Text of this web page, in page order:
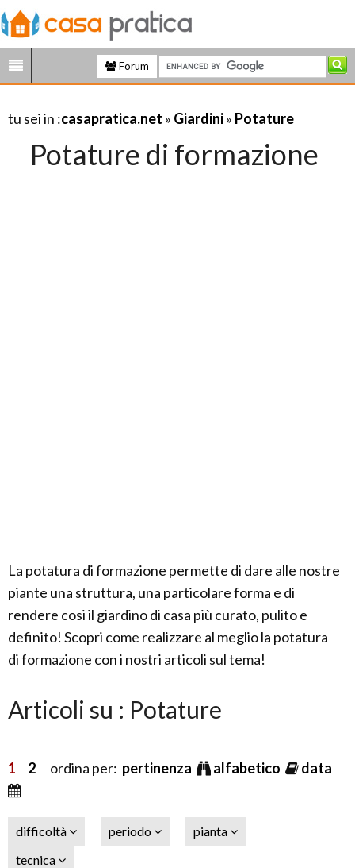
Forum
tu sei in :casapratica.net » Giardini» Potature
Potature di formazione
La potatura di formazione permette di dare alle nostre
piante una struttura, una particolare forma e di
rendere cosi il giardino di casa più curato, pulito e
definito! Scopri come realizzare al meglio la potatura
di formazione con i nostri articoli sul tema!
Articoli su : Potature
1 2 ordina per: pertinenza alfabetico data
difficoltà periodo
pianta
tecnica